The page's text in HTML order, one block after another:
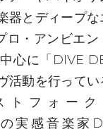
器とディープ
ロ・アンビエン
心に「DIVE
活動を行って
トフォーク
実感音楽家